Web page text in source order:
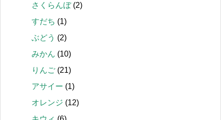
さくらんぼ(2)
すだち (1)
ぶどう (2)
みかん (10)
りんご (21)
アサイー (1)
オレンジ (12)